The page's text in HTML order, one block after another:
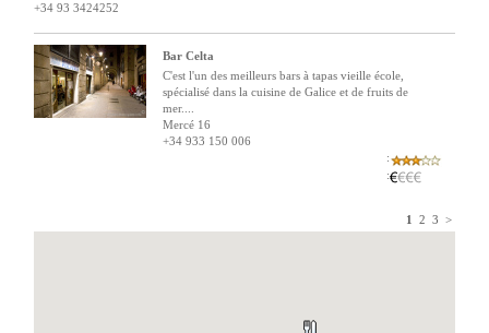
+34 93 3424252
Bar Celta
C'est l'un des meilleurs bars à tapas vieille école,
spécialisé dans la cuisine de Galice et de fruits de
mer....
Mercé 16
+34 933 150 006
:
:
1 2 3 >